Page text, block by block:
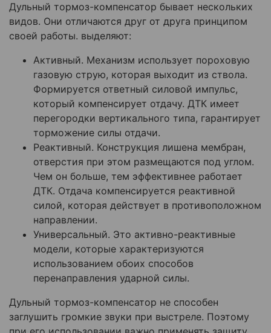
Дульный тормоз-компенсатор бывает нескольких
видов. Они отличаются друг от друга принципом
своей работы. выделяют:
Активный. Механизм использует пороховую
газовую струю, которая выходит из ствола.
Формируется ответный силовой импульс,
который компенсирует отдачу. ДТК имеет
перегородки вертикального типа, гарантирует
торможение силы отдачи.
Реактивный. Конструкция лишена мембран,
отверстия при этом размещаются под углом.
Чем он больше, тем эффективнее работает
ДТК. Отдача компенсируется реактивной
силой, которая действует в противоположном
направлении.
Универсальный. Это активно-реактивные
модели, которые характеризуются
использованием обоих способов
перенаправления ударной силы.
Дульный тормоз-компенсатор не способен
заглушить громкие звуки при выстреле. Поэтому